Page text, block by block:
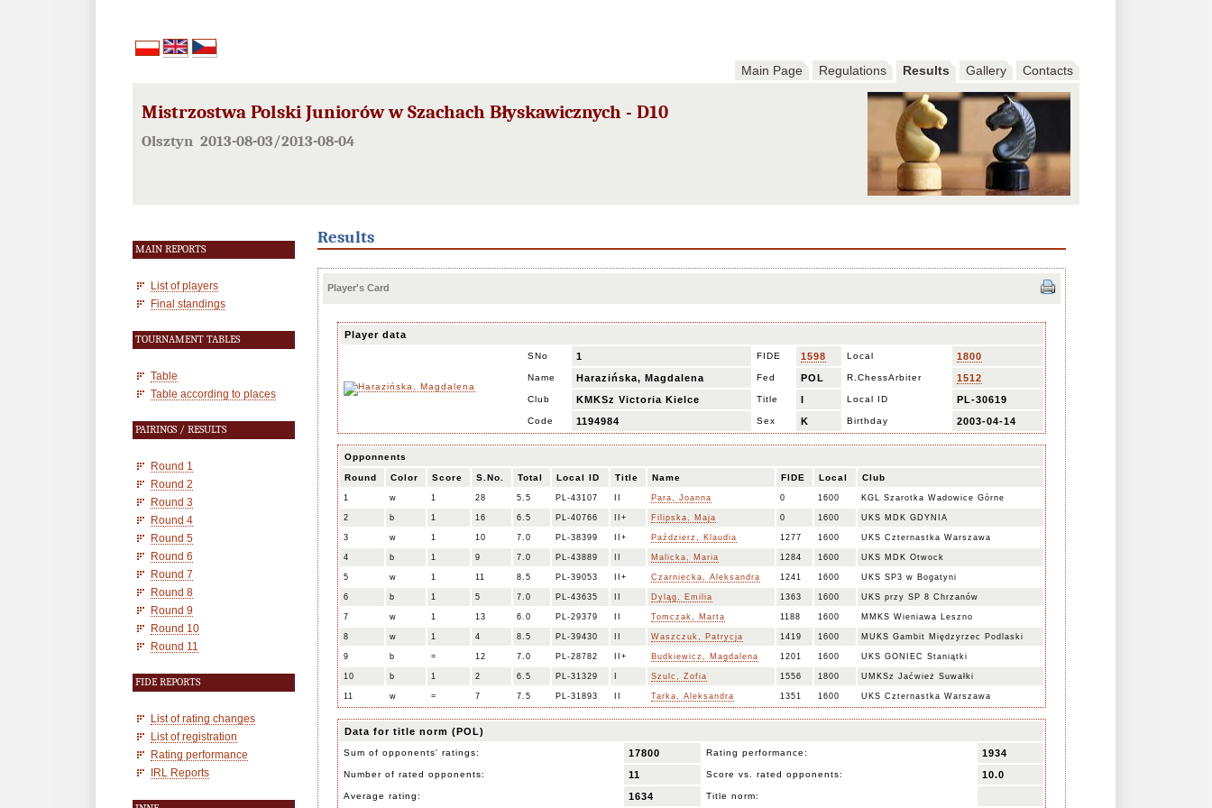
Main Page Regulations Results Gallery Contacts
Mistrzostwa Polski Juniorów w Szachach Błyskawicznych - D10
Olsztyn 2013-08-03/2013-08-04
MAIN REPORTS
List of players
Final standings
TOURNAMENT TABLES
Table
Table according to places
PAIRINGS / RESULTS
Round 1
Round 2
Round 3
Round 4
Round 5
Round 6
Round 7
Round 8
Round 9
Round 10
Round 11
FIDE REPORTS
List of rating changes
List of registration
Rating performance
IRL Reports
Results
Player's Card
Player data
SNo 1 FIDE 1598 Local 1800
Name Harazińska, Magdalena Fed POL R.ChessArbiter 1512
Club KMKSz Victoria Kielce Title I Local ID PL-30619
Code 1194984 Sex K Birthday 2003-04-14
Opponnents
Round Color Score S.No. Total Local ID Title Name FIDE Local Club
1 w 1 28 5.5 PL-43107 Para, Joanna 0 1600 KGL Szarotka Wadowice Górne
2 b 1 16 6.5 PL-40766 II+ Filipska, Maja 0 1600 UKS MDK GDYNIA
3 w 1 10 7.0 PL-38399 II+ Paździerz, Klaudia 1277 1600 UKS Czternastka Warszawa
4 b 1 9 7.0 PL-43889 Malicka, Maria 1284 1600 UKS MDK Otwock
5 w 1 11 8.5 PL-39053 II+ Czarniecka, Aleksandra 1241 1600 UKS SP3 w Bogatyni
6 b 1 5 7.0 PL-43635 Dyląg, Emilia 1363 1600 UKS przy SP 8 Chrzanów
7 w 1 13 6.0 PL-29379 Tomczak, Marta 1188 1600 MMKS Wieniawa Leszno
8 w 1 4 8.5 PL-39430 Waszczuk, Patrycja 1419 1600 MUKS Gambit Międzyrzec Podlaski
9 b = 12 7.0 PL-28782 II+ Budkiewicz, Magdalena 1201 1600 UKS GONIEC Staniątki
10 b 1 2 6.5 PL-31329 Szulc, Zofia 1556 1800 UMKSz Jaćwież Suwałki
11 w = 7 7.5 PL-31893 Tarka, Aleksandra 1351 1600 UKS Czternastka Warszawa
Data for title norm (POL)
Sum of opponents' ratings: 17800 Rating performance: 1934
Number of rated opponents: 11 Score vs. rated opponents: 10.0
Average rating: 1634 Title norm: